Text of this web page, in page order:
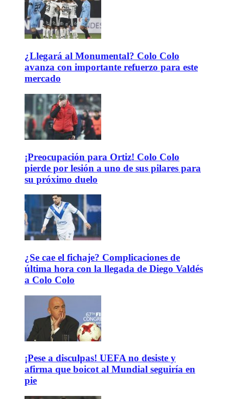
¿Llegará al Monumental? Colo Colo
avanza con importante refuerzo para este
mercado
¡Preocupación para Ortiz! Colo Colo
pierde por lesión a uno de sus pilares para
su próximo duelo
¿Se cae el fichaje? Complicaciones de
última hora con la llegada de Diego Valdés
a Colo Colo
¡Pese a disculpas! UEFA no desiste y
afirma que boicot al Mundial seguiría en
pie